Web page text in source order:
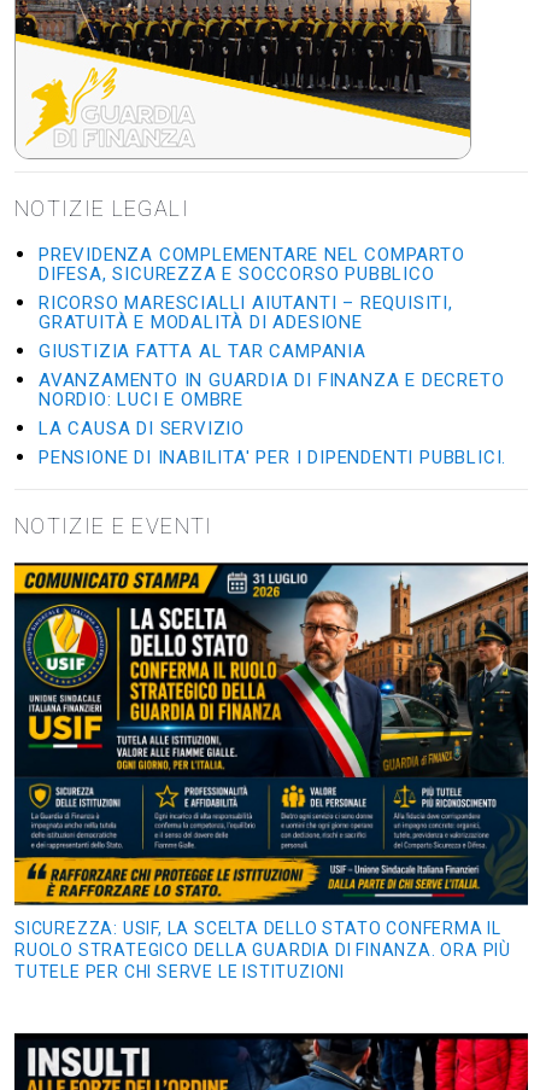
NOTIZIE LEGALI
PREVIDENZA COMPLEMENTARE NEL COMPARTO
DIFESA, SICUREZZA E SOCCORSO PUBBLICO
RICORSO MARESCIALLI AIUTANTI – REQUISITI,
GRATUITÀ E MODALITÀ DI ADESIONE
GIUSTIZIA FATTA AL TAR CAMPANIA
AVANZAMENTO IN GUARDIA DI FINANZA E DECRETO
NORDIO: LUCI E OMBRE
LA CAUSA DI SERVIZIO
PENSIONE DI INABILITA' PER I DIPENDENTI PUBBLICI.
NOTIZIE E EVENTI
SICUREZZA: USIF, LA SCELTA DELLO STATO CONFERMA IL
RUOLO STRATEGICO DELLA GUARDIA DI FINANZA. ORA PIÙ
TUTELE PER CHI SERVE LE ISTITUZIONI